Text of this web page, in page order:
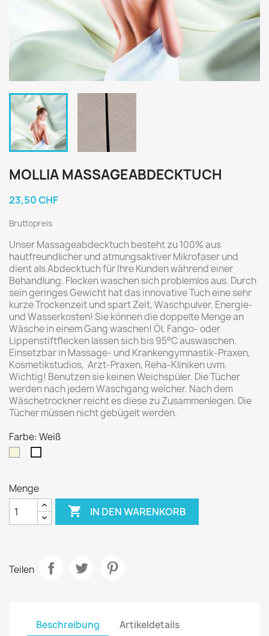
MOLLIA MASSAGEABDECKTUCH
23,50 CHF
Bruttopreis
Unser Massageabdecktuch besteht zu 100% aus
hautfreundlicher und atmungsaktiver Mikrofaser und
dient als Abdecktuch für Ihre Kunden während einer
Behandlung. Flecken waschen sich problemlos aus. Durch
sein geringes Gewicht hat das innovative Tuch eine sehr
kurze Trockenzeit und spart Zeit, Waschpulver, Energie-
und Wasserkosten! Sie können die doppelte Menge an
Wäsche in einem Gang waschen! Öl, Fango- oder
Lippenstiftflecken lassen sich bis 95°C auswaschen.
Einsetzbar in Massage- und Krankengymnastik-Praxen,
Kosmetikstudios, Arzt-Praxen, Reha-Kliniken uvm.
Wichtig! Benutzen sie keinen Weichspüler. Die Tücher
werden nach jedem Waschgang weicher. Nach dem
Wäschetrockner reicht es diese zu Zusammenlegen. Die
Tücher müssen nicht gebügelt werden.
Farbe: Weiß
Menge
 IN DEN WARENKORB
Teilen
Beschreibung Artikeldetails